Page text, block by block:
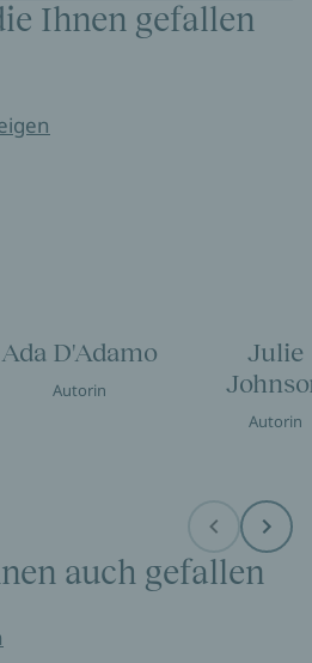
Ihnen gefallen
Ada D'Adamo
Autorin
Julie
Autorin
Before Next
auch gefallen